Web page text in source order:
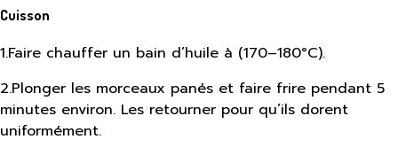
Cuisson
1.Faire chauffer un bain d’huile à (170–180°C).
2.Plonger les morceaux panés et faire frire pendant 5
minutes environ. Les retourner pour qu’ils dorent
uniformément.